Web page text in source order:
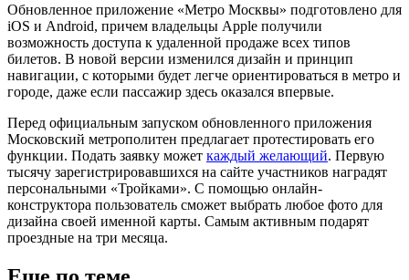
Обновленное приложение «Метро Москвы» подготовлено для
iOS и Android, причем владельцы Apple получили
возможность доступа к удаленной продаже всех типов
билетов. В новой версии изменился дизайн и принцип
навигации, с которыми будет легче ориентироваться в метро и
городе, даже если пассажир здесь оказался впервые.
Перед официальным запуском обновленного приложения
Московский метрополитен предлагает протестировать его
функции. Подать заявку может каждый желающий. Первую
тысячу зарегистрировавшихся на сайте участников наградят
персональными «Тройками». С помощью онлайн-
конструктора пользователь сможет выбрать любое фото для
дизайна своей именной карты. Самым активным подарят
проездные на три месяца.